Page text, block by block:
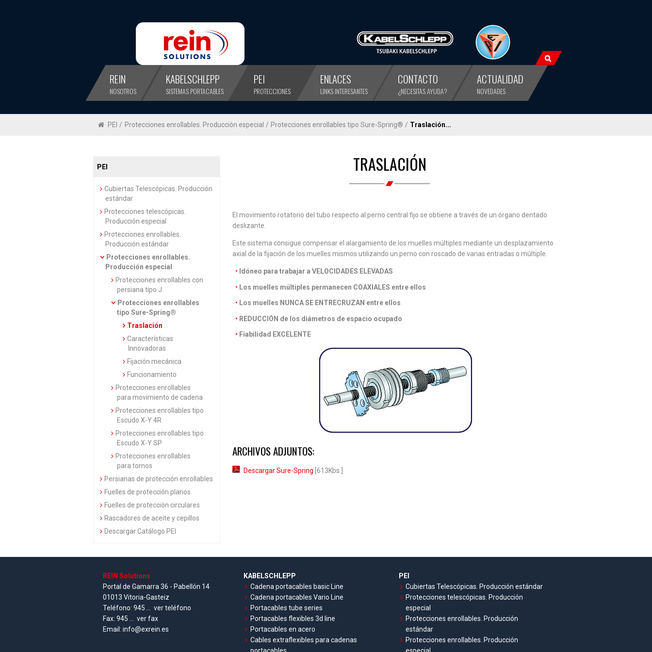
REIN
NOSOTROS
KABELSCHLEPP
SISTEMAS PORTACABLES
PEI
PROTECCIONES
ENLACES
LINKS INTERESANTES
CONTACTO
¿NECESITAS AYUDA?
ACTUALIDAD
NOVEDADES
PEI / Protecciones enrollables. Producción especial / Protecciones enrollables tipo Sure-Spring® / Traslación...
PEI
Cubiertas Telescópicas. Producción
estándar
Protecciones telescópicas.
Producción especial
Protecciones enrollables.
Producción estándar
Protecciones enrollables.
Producción especial
Protecciones enrollables con
persiana tipo J
Protecciones enrollables
tipo Sure-Spring®
Traslación
Características
Innovadoras
Fijación mecánica
Funcionamiento
Protecciones enrollables
para movimiento de cadena
Protecciones enrollables tipo
Escudo X-Y 4R
Protecciones enrollables tipo
Escudo X-Y SP
Protecciones enrollables
para tornos
Persianas de protección enrollables
Fuelles de protección planos
Fuelles de protección circulares
Rascadores de aceite y cepillos
Descargar Catálogo PEI
TRASLACIÓN
El movimiento rotatorio del tubo respecto al perno central fijo se obtiene a través de un órgano dentado
deslizante.
Este sistema consigue compensar el alargamiento de los muelles múltiples mediante un desplazamiento
axial de la fijación de los muelles mismos utilizando un perno con roscado de varias entradas o múltiple.
Idóneo para trabajar a VELOCIDADES ELEVADAS
Los muelles múltiples permanecen COAXIALES entre ellos
Los muelles NUNCA SE ENTRECRUZAN entre ellos
REDUCCIÓN de los diámetros de espacio ocupado
Fiabilidad EXCELENTE
ARCHIVOS ADJUNTOS:
Descargar Sure-Spring [613Kbs.]
REIN Solutions
Portal de Gamarra 36 - Pabellón 14
01013 Vitoria-Gasteiz
Teléfono: 945 ... ver teléfono
Fax: 945 ... ver fax
Email: info@exrein.es
KABELSCHLEPP
Cadena portacables basic Line
Cadena portacables Vario Line
Portacables tube series
Portacables flexibles 3d line
Portacables en acero
Cables extraflexibles para cadenas
PEI
Cubiertas Telescópicas. Producción estándar
Protecciones telescópicas. Producción
especial
Protecciones enrollables. Producción
estándar
Protecciones enrollables. Producción